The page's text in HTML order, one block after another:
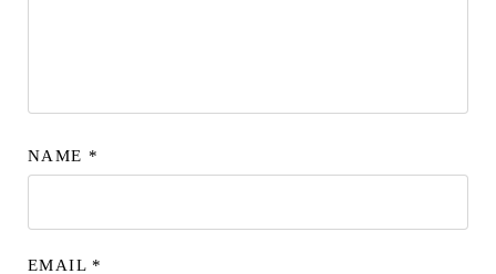
NAME *
EMAIL *